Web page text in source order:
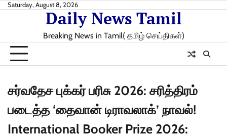
SkipSaturday, August 8, 2026
Daily News Tamil
Breaking News in Tamil( தமிழ் செய்திகள்)
சர்வதேச புக்கர் பரிசு 2026: சரித்திரம்
படைத்த ‘தைவான் டிராவலாக்’ நாவல்!
International Booker Prize 2026: